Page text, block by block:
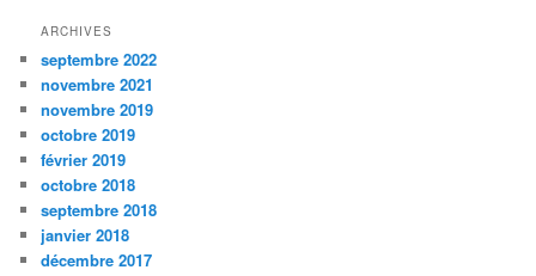
ARCHIVES
septembre 2022
novembre 2021
novembre 2019
octobre 2019
février 2019
octobre 2018
septembre 2018
janvier 2018
décembre 2017